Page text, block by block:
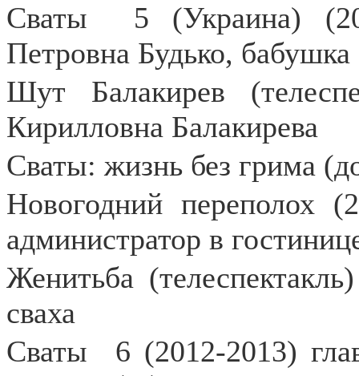
Сваты
5 (Украина)
Петровна Будько,
Шут Балакирев
Кирилловна Балакирева
Сваты: жизнь без грима
Новогодний переполох
администратор в
Женитьба
сваха
Сваты
6 (2012-2013)